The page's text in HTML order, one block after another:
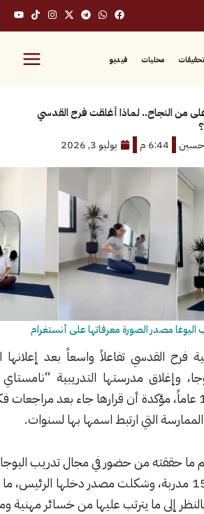
فيديو
لماذا أغلقت فرح القدسي
يوليو 3, 2026
معرفاتها على أنستغرام
تفاعلاً واسعاً بعد إعلانها التوقف عن
مدرستها التدريبية “نامستاي زون”، التي
15 عاماً، مؤكدة أن قرارها جاء بعد مراجعات فكرية ودينية
ارتبط اسمها بها لسنوات.
من حضور في مجال تدريب اليوجا، إذ خرجت
من 150 مدربة، وشكلت مصدر دخلها الرئيس، ما جعل إعلان
يترتب عليها من خسائر مهنية ومادية.